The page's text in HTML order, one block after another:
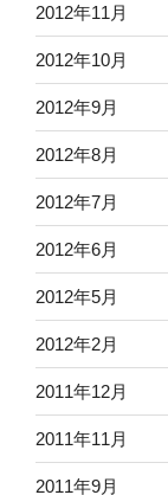
2012年11月
2012年10月
2012年9月
2012年8月
2012年7月
2012年6月
2012年5月
2012年2月
2011年12月
2011年11月
2011年9月